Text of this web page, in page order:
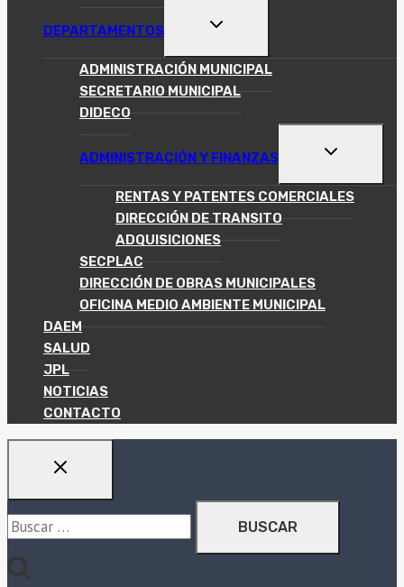
DEPARTAMENTOS
ALTERNAR
HIJO
ADMINISTRACIÓN MUNICIPAL
SECRETARIO MUNICIPAL
DIDECO
ADMINISTRACIÓN Y FINANZAS
ALTERNAR
HIJO
RENTAS Y PATENTES COMERCIALES
DIRECCIÓN DE TRANSITO
ADQUISICIONES
SECPLAC
DIRECCIÓN DE OBRAS MUNICIPALES
OFICINA MEDIO AMBIENTE MUNICIPAL
DAEM
SALUD
JPL
NOTICIAS
CONTACTO
Buscar: